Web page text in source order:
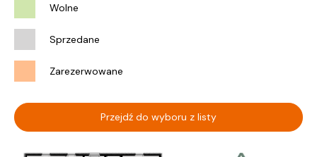
Wolne
Sprzedane
Zarezerwowane
Przejdź do wyboru z listy